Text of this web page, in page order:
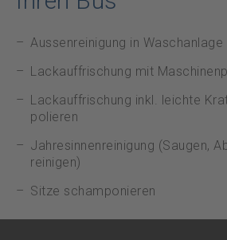
DE
Aussenreinigung in Waschanlage
Lackauffrischung mit
Lackauffrischung inkl. leichte
polieren
Jahresinnenreinigung (Saugen,
reinigen)
Sitze schamponieren